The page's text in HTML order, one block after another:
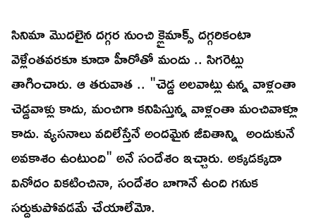
సినిమా మొదలైన దగ్గర నుంచి క్లైమాక్స్ దగ్గరికంటా
వెళ్లేంతవరకూ కూడా హీరోతో మందు .. సిగరెట్లు
తాగించారు. ఆ తరువాత .. "చెడ్డ అలవాట్లు ఉన్న వాళ్లంతా
చెడ్డవాళ్లు కాదు, మంచిగా కనిపిస్తున్న వాళ్లంతా మంచివాళ్లూ
కాదు. వ్యసనాలు వదిలేస్తేనే అందమైన జీవితాన్ని అందుకునే
అవకాశం ఉంటుంది" అనే సందేశం ఇచ్చారు. అక్కడక్కడా
వినోదం వికటించినా, సందేశం బాగానే ఉంది గనుక
సర్దుకుపోవడమే చేయాలేమో.